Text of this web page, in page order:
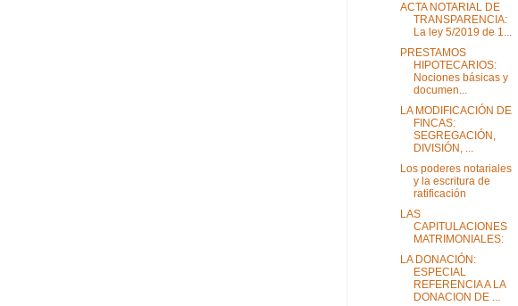
ACTA NOTARIAL DE
TRANSPARENCIA:
La ley 5/2019 de 1...
PRESTAMOS
HIPOTECARIOS:
Nociones básicas y
documen...
LA MODIFICACIÓN DE
FINCAS:
SEGREGACIÓN,
DIVISIÓN, ...
Los poderes notariales
y la escritura de
ratificación
LAS
CAPITULACIONES
MATRIMONIALES:
LA DONACIÓN:
ESPECIAL
REFERENCIA A LA
DONACION DE ...